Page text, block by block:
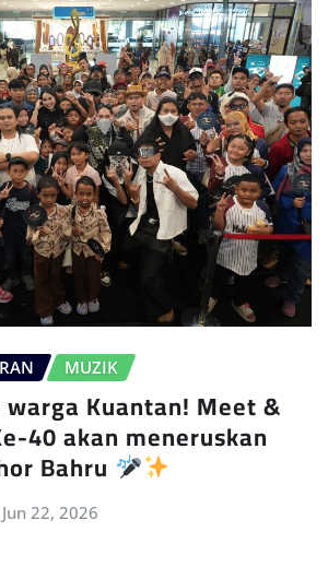
MUZIK
Kuantan! Meet &
40 akan meneruskan
Bahru
Jun 22, 2026